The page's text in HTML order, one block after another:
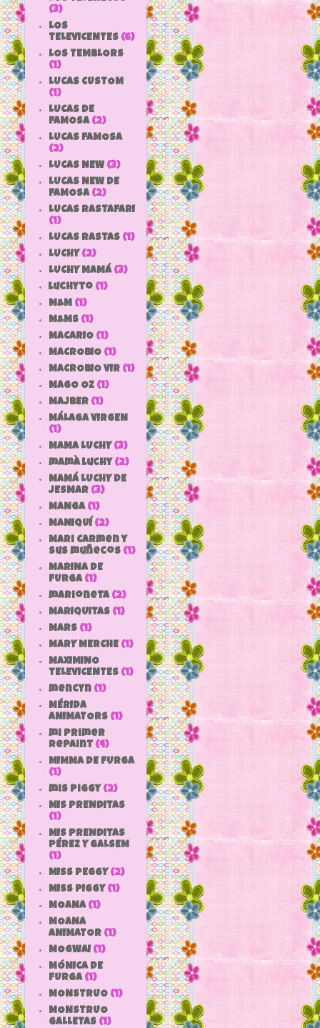
(3)
LOS
TELEVICENTES (6)
LOS TEMBLORS
(1)
LUCAS CUSTOM
(1)
LUCAS DE
FAMOSA (2)
LUCAS FAMOSA
(2)
LUCAS NEW (3)
LUCAS NEW DE
FAMOSA (2)
LUCAS RASTAFARI
(1)
LUCAS RASTAS (1)
LUCHY (2)
LUCHY MAMÁ (3)
luchyto (1)
M&M (1)
M&MS (1)
MACARIO (1)
MACROBIO (1)
MACROBIO VIR (1)
MAGO OZ (1)
MAJBER (1)
MÁLAGA VIRGEN
(1)
MAMA LUCHY (3)
mamà luchy (2)
MAMÁ LUCHY DE
JESMAR (3)
MANGA (1)
MANIQUÍ (2)
Mari Carmen y
sus muñecos (1)
MARINA DE
FURGA (1)
marioneta (2)
MARIQUITAS (1)
MARS (1)
MARY MERCHE (1)
MAXIMINO
TELEVICENTES (1)
mencyn (1)
MÉRIDA
ANIMATORS (1)
mi primer
repaint (4)
MIMMA DE FURGA
(1)
mis piggy (2)
MIS PRENDITAS
(1)
MIS PRENDITAS
PÉREZ Y GALSEM
(1)
MISS PEGGY (2)
MISS PIGGY (1)
MOANA (1)
MOANA
ANIMATOR (1)
MOGWAI (1)
MÓNICA DE
FURGA (1)
MONSTRUO (1)
MONSTRUO
GALLETAS (1)